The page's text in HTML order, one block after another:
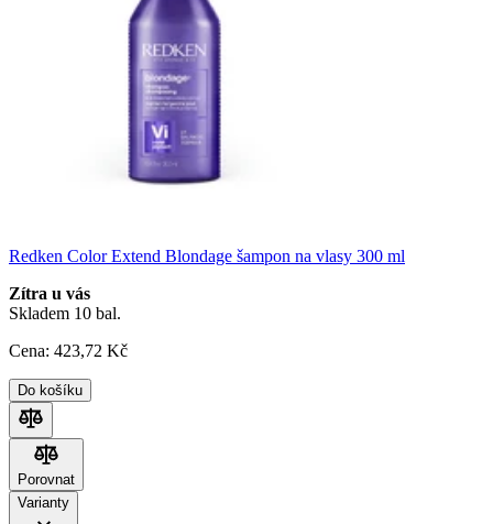
Redken Color Extend Blondage šampon na vlasy 300 ml
Zítra u vás
Skladem 10 bal.
Cena: 423,72 Kč
Do košíku
Porovnat
Porovnat
Varianty